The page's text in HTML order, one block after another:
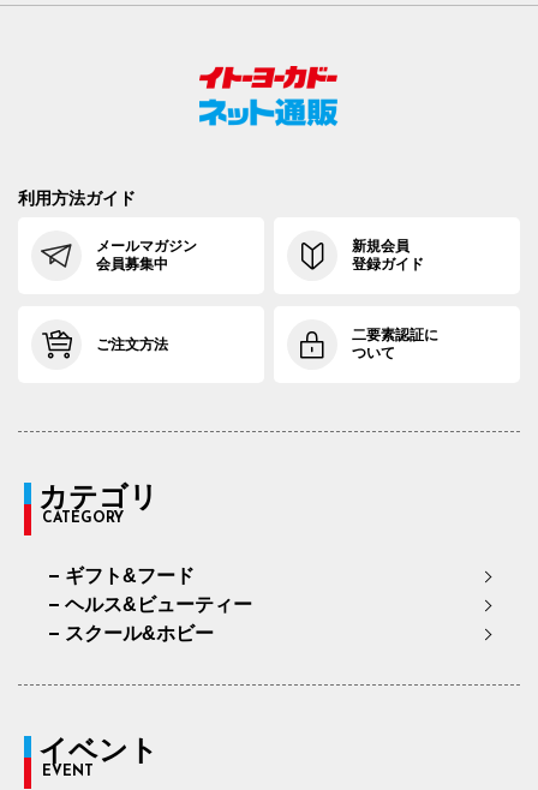
利用方法ガイド
メールマガジン
会員募集中
新規会員
登録ガイド
ご注文方法
二要素認証に
ついて
カテゴリ
CATEGORY
ギフト&フード
ヘルス&ビューティー
スクール&ホビー
イベント
EVENT